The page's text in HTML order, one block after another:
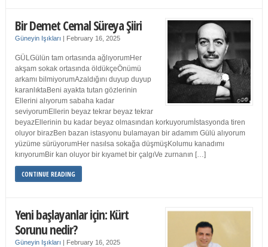
Bir Demet Cemal Süreya Şiiri
Güneyin Işıkları | February 16, 2025
GÜLGülün tam ortasında ağlıyorumHer
akşam sokak ortasında öldükçeÖnümü
arkamı bilmiyorumAzaldığını duyup duyup
karanlıktaBeni ayakta tutan gözlerinin
Ellerini alıyorum sabaha kadar
seviyorumEllerin beyaz tekrar beyaz tekrar
beyazEllerinin bu kadar beyaz olmasından korkuyorumİstasyonda tiren
oluyor birazBen bazan istasyonu bulamayan bir adamım Gülü alıyorum
yüzüme sürüyorumHer nasılsa sokağa düşmüşKolumu kanadımı
kırıyorumBir kan oluyor bir kıyamet bir çalgıVe zurnanın […]
CONTINUE READING
Yeni başlayanlar için: Kürt
Sorunu nedir?
Güneyin Işıkları | February 16, 2025